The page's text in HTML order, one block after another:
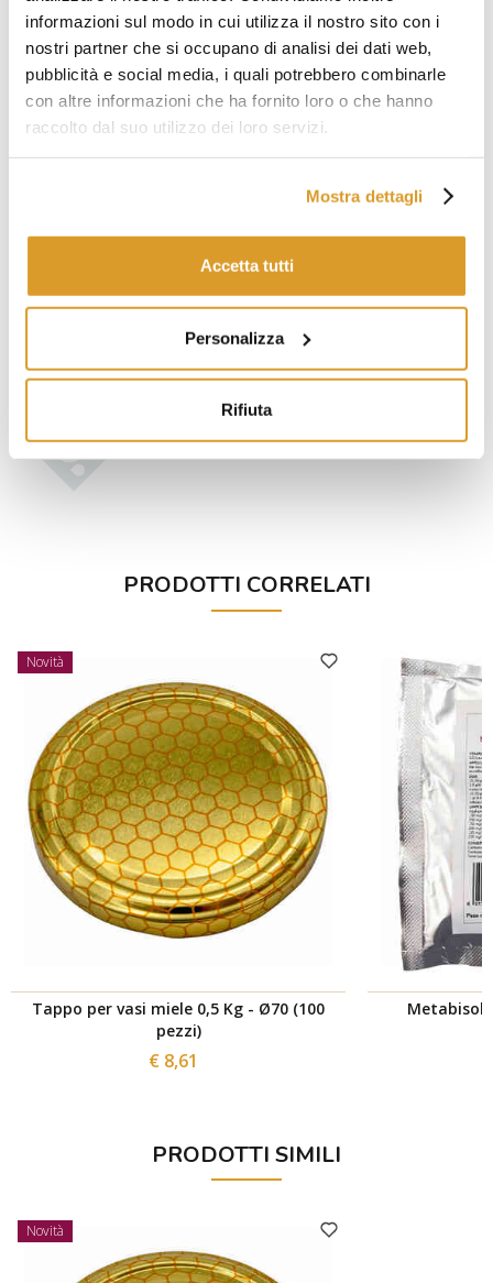
informazioni sul modo in cui utilizza il nostro sito con i
nostri partner che si occupano di analisi dei dati web,
pubblicità e social media, i quali potrebbero combinarle
con altre informazioni che ha fornito loro o che hanno
raccolto dal suo utilizzo dei loro servizi.
Mostra dettagli
Accetta tutti
Personalizza
Rifiuta
PRODOTTI CORRELATI
Novità
Tappo per vasi miele 0,5 Kg - Ø70 (100
pezzi)
€ 8,61
PRODOTTI SIMILI
Novità